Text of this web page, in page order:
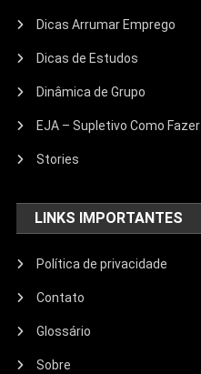
Dicas Arrumar Emprego
Dicas de Estudos
Dinâmica de Grupo
EJA – Supletivo Como Fazer
Stories
LINKS IMPORTANTES
Política de privacidade
Contato
Glossário
Sobre